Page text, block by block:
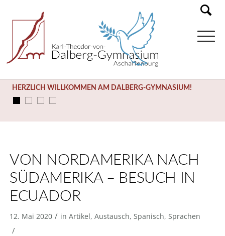
HERZLICH WILLKOMMEN AM DALBERG-GYMNASIUM!
VON NORDAMERIKA NACH
SÜDAMERIKA – BESUCH IN
ECUADOR
12. Mai 2020 / in Artikel, Austausch, Spanisch, Sprachen
/